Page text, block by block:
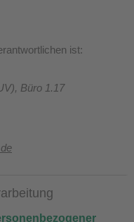
ist:
Büro 1.17